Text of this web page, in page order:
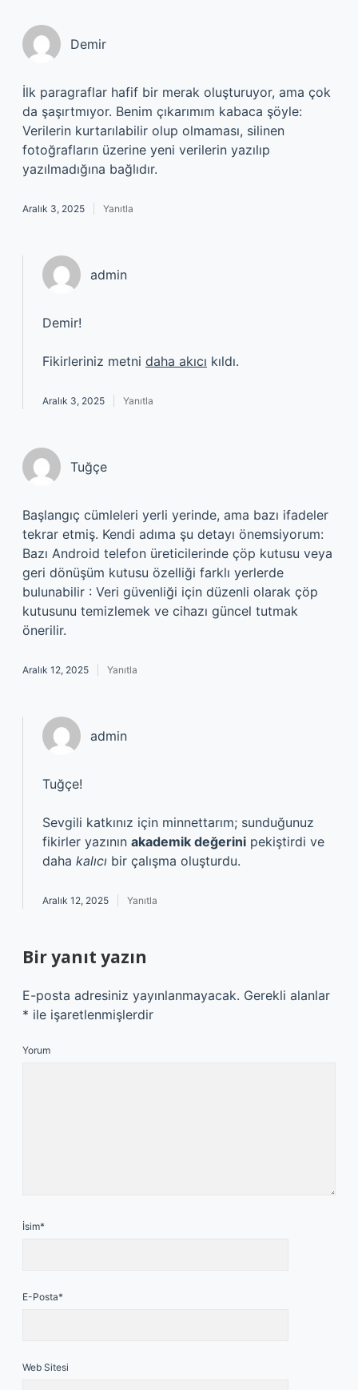
Demir
İlk paragraflar hafif bir merak oluşturuyor, ama çok
da şaşırtmıyor. Benim çıkarımım kabaca şöyle:
Verilerin kurtarılabilir olup olmaması, silinen
fotoğrafların üzerine yeni verilerin yazılıp
yazılmadığına bağlıdır.
Aralık 3, 2025 Yanıtla
admin
Demir!
Fikirleriniz metni daha akıcı kıldı.
Aralık 3, 2025 Yanıtla
Tuğçe
Başlangıç cümleleri yerli yerinde, ama bazı ifadeler
tekrar etmiş. Kendi adıma şu detayı önemsiyorum:
Bazı Android telefon üreticilerinde çöp kutusu veya
geri dönüşüm kutusu özelliği farklı yerlerde
bulunabilir : Veri güvenliği için düzenli olarak çöp
kutusunu temizlemek ve cihazı güncel tutmak
önerilir.
Aralık 12, 2025 Yanıtla
admin
Tuğçe!
Sevgili katkınız için minnettarım; sunduğunuz
fikirler yazının akademik değerini pekiştirdi ve
daha kalıcı bir çalışma oluşturdu.
Aralık 12, 2025 Yanıtla
Bir yanıt yazın
E-posta adresiniz yayınlanmayacak. Gerekli alanlar
* ile işaretlenmişlerdir
Yorum
İsim*
E-Posta*
Web Sitesi